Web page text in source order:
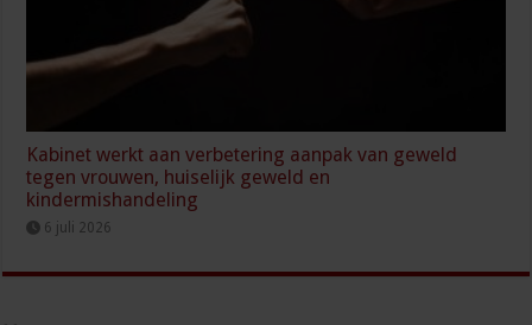
Kabinet werkt aan verbetering aanpak van geweld
tegen vrouwen, huiselijk geweld en
kindermishandeling
6 juli 2026